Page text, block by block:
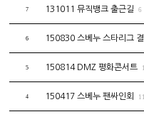
7 131011 뮤직뱅크 출근길 6
6 150830 스베누 스타리그
5 150814 DMZ 평화콘서트
4 150417 스베누 팬싸인회 11